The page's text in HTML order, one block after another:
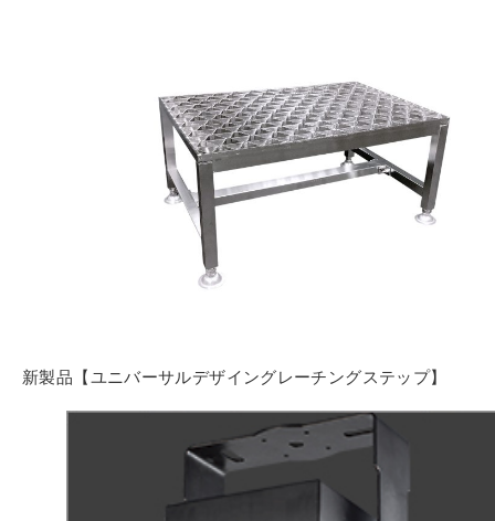
新製品【ユニバーサルデザイングレーチングステップ】